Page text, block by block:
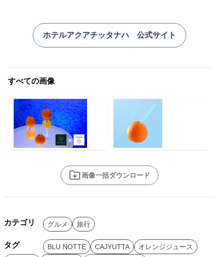
ホテルアクアチッタナハ 公式サイト
すべての画像
画像一括ダウンロード
カテゴリ グルメ 旅行
タグ BLU NOTTE CAJYUTTA
オレンジジュース